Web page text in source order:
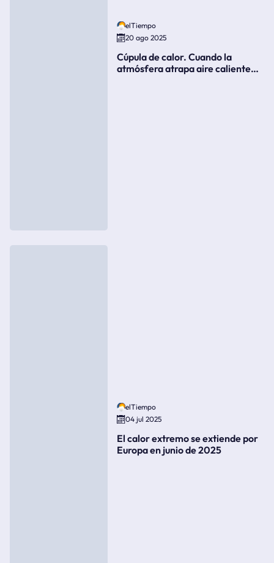
elTiempo
20 ago 2025
Cúpula de calor. Cuando la
atmósfera atrapa aire caliente
elTiempo
04 jul 2025
El calor extremo se extiende por
Europa en junio de 2025